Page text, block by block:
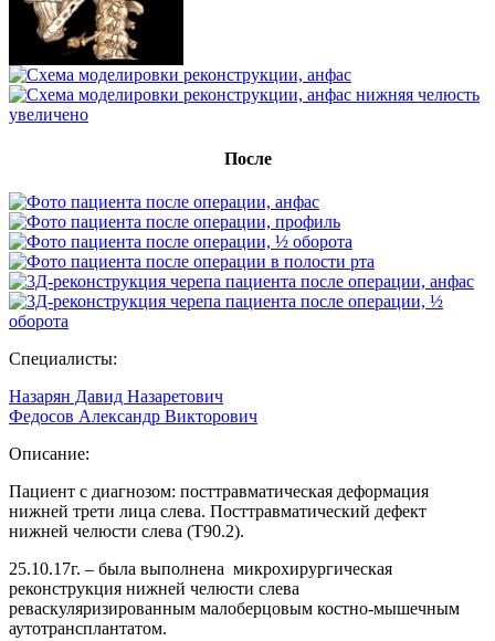
После
Специалисты:
Назарян Давид Назаретович
Федосов Александр Викторович
Описание:
Пациент с диагнозом: посттравматическая деформация
нижней трети лица слева. Посттравматический дефект
нижней челюсти слева (Т90.2).
25.10.17г. – была выполнена микрохирургическая
реконструкция нижней челюсти слева
реваскуляризированным малоберцовым костно-мышечным
аутотрансплантатом.